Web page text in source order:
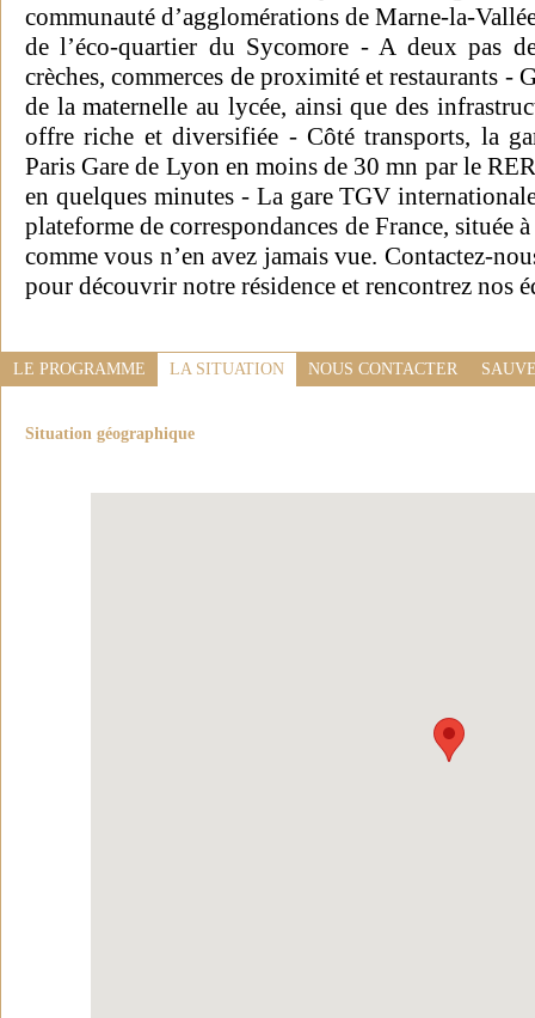
communauté d’agglomérations de Marne-la-
de l’éco-quartier du Sycomore - A deux pas
crèches, commerces de proximité et restaurants -
de la maternelle au lycée, ainsi que des
offre riche et diversifiée - Côté transports, la
Paris Gare de Lyon en moins de 30 mn par le
en quelques minutes - La gare TGV
plateforme de correspondances de France, située
comme vous n’en avez jamais vue. Contactez-
pour découvrir notre résidence et rencontrez nos
LE PROGRAMME LA SITUATION NOUS CONTACTER
Situation géographique